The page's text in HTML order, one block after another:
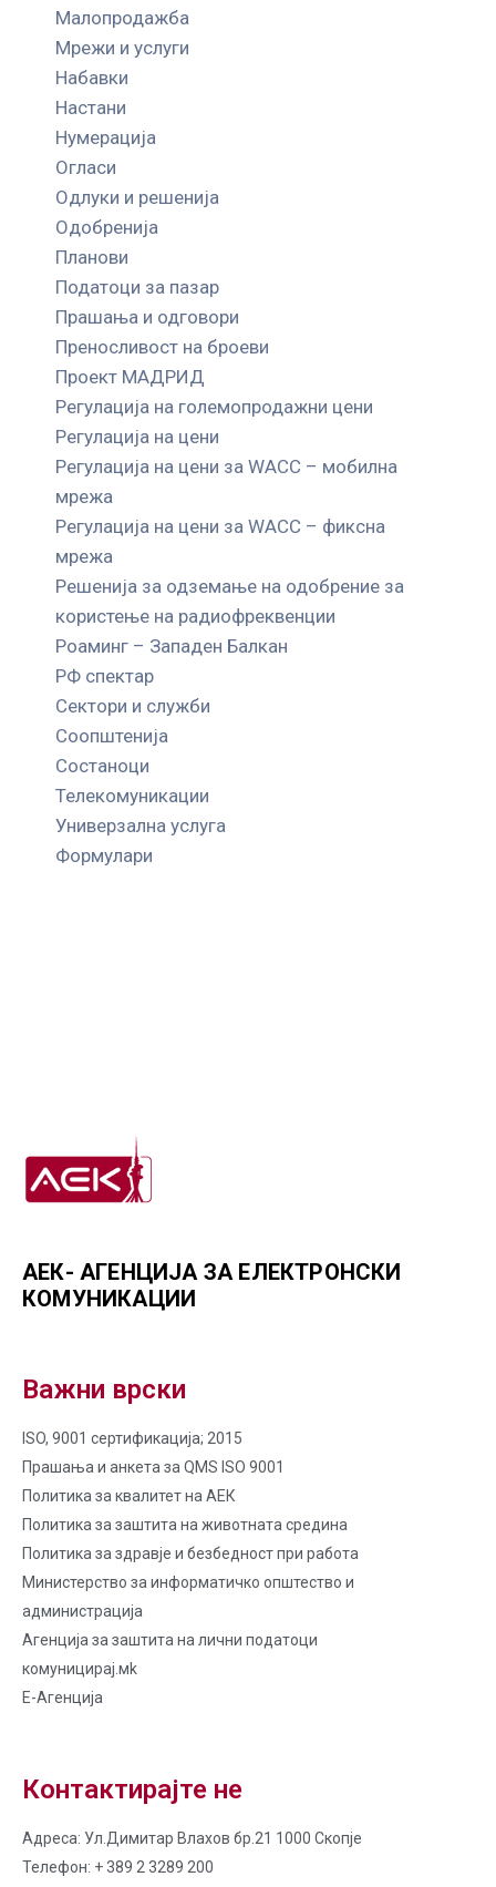
Малопродажба
Мрежи и услуги
Набавки
Настани
Нумерација
Огласи
Одлуки и решенија
Одобренија
Планови
Податоци за пазар
Прашања и одговори
Преносливост на броеви
Проект МАДРИД
Регулација на големопродажни цени
Регулација на цени
Регулација на цени за WACC – мобилна
мрежа
Регулација на цени за WACC – фиксна
мрежа
Решенија за одземање на одобрение за
користење на радиофреквенции
Роаминг – Западен Балкан
РФ спектар
Сектори и служби
Соопштенија
Состаноци
Телекомуникации
Универзална услуга
Формулари
АЕК- АГЕНЦИЈА ЗА ЕЛЕКТРОНСКИ
КОМУНИКАЦИИ
Важни врски
ISO, 9001 сертификација; 2015
Прашања и анкета за QMS ISO 9001
Политика за квалитет на AЕК
Политика за заштита на животната средина
Политика за здравје и безбедност при работа
Министерство за информатичко општество и
администрација
Агенција за заштита на лични податоци
комуницирај.мk
Е-Агенција
Контактирајте не
Адреса: Ул.Димитар Влахов бр.21 1000 Скопје
Телефон: + 389 2 3289 200